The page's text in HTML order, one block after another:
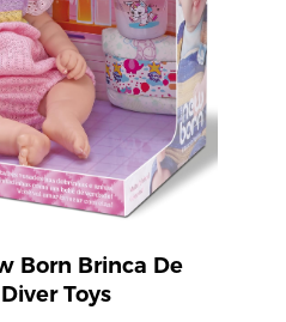
Born Brinca De
Toys